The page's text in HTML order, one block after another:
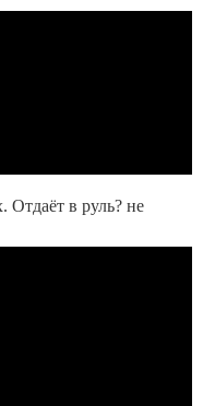
Отдаёт в руль? не